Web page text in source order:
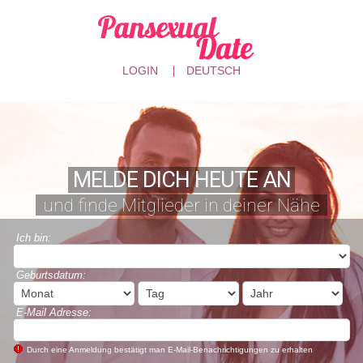
LOGIN DEUTSCH
MELDE DICH HEUTE AN
und finde Mitglieder in deiner Nähe
Ich bin:
Geburtsdatum:
E-Mail Adresse:
Durch eine Anmeldung bestätigt man E-Mail-Benachrichtigungen zu erhalten